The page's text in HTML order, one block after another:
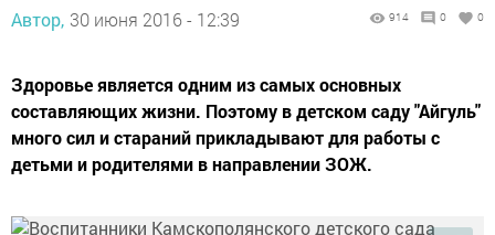
Автор, 30 июня 2016 - 12:39 914 0 0
Здоровье является одним из самых основных
составляющих жизни. Поэтому в детском саду "Айгуль"
много сил и стараний прикладывают для работы с
детьми и родителями в направлении ЗОЖ.